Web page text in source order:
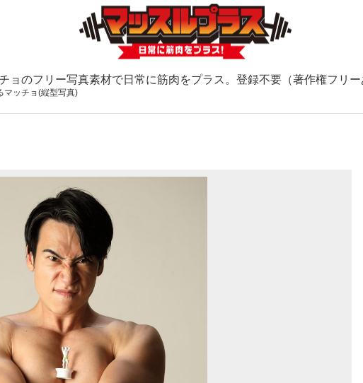
ョのフリー写真素材で日常に筋肉をプラス。登録不要（著作権フリー
マッチョ(縦型写真)